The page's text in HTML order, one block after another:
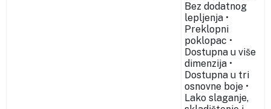
Bez dodatnog
lepljenja •
Preklopni
poklopac •
Dostupna u više
dimenzija •
Dostupna u tri
osnovne boje •
Lako slaganje,